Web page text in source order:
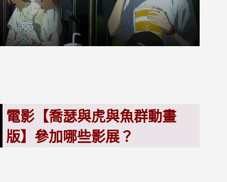
電影【喬瑟與虎與魚群動畫
版】參加哪些影展？